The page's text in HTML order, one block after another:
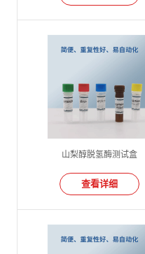
山梨醇脱氢酶测试盒
查看详细